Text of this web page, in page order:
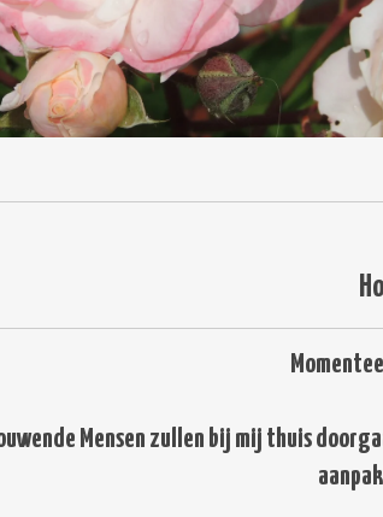
Mensen zullen bij mij thuis